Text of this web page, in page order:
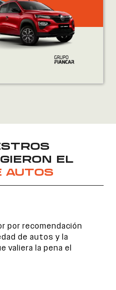
EL
AUTOS
por recomendación
de autos y la
valiera la pena el